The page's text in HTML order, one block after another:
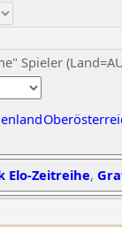
Spieler
Elo-Zeitreihe,